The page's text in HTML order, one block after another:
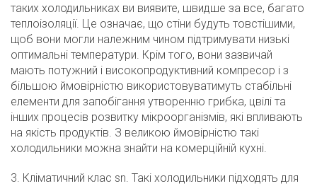
таких холодильниках ви виявите, швидше за все, багато
теплоізоляції. Це означає, що стіни будуть товстішими,
щоб вони могли належним чином підтримувати низькі
оптимальні температури. Крім того, вони зазвичай
мають потужний і високопродуктивний компресор і з
більшою ймовірністю використовуватимуть стабільні
елементи для запобігання утворенню грибка, цвілі та
інших процесів розвитку мікроорганізмів, які впливають
на якість продуктів. З великою ймовірністю такі
холодильники можна знайти на комерційній кухні.
3. Кліматичний клас sn. Такі холодильники підходять для